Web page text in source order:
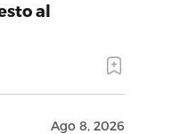
al
Ago 8, 2026